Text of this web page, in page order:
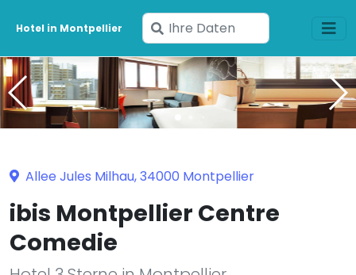
Hotel in Montpellier
Geben
Sie
Ihre
Daten
ein
Allee Jules Milhau, 34000 Montpellier
ibis Montpellier Centre
Comedie